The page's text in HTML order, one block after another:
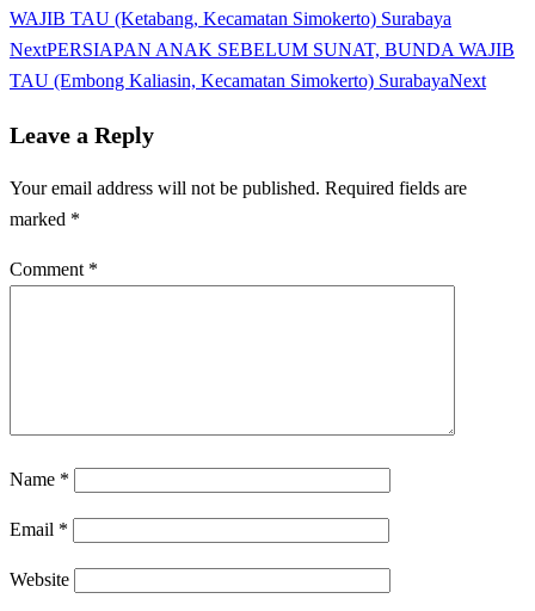
WAJIB TAU (Ketabang, Kecamatan Simokerto) Surabaya
NextPERSIAPAN ANAK SEBELUM SUNAT, BUNDA WAJIB
TAU (Embong Kaliasin, Kecamatan Simokerto) SurabayaNext
Leave a Reply
Your email address will not be published. Required fields are
marked *
Comment *
Name *
Email *
Website